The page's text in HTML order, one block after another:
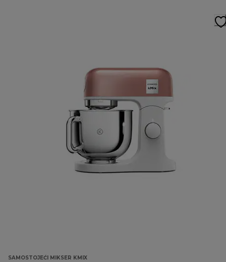
SAMOSTOJEĆI MIKSER KMIX